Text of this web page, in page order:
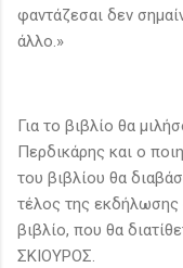
φαντάζεσαι δεν
άλλο.»
Για το βιβλίο θα
Περδικάρης και ο
του βιβλίου θα
τέλος της
βιβλίο, που θα
ΣΚΙΟΥΡΟΣ.